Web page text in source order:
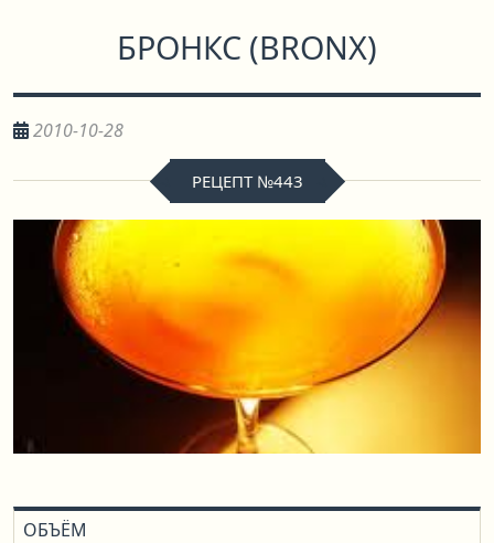
БРОНКС (BRONX)
2010-10-28
РЕЦЕПТ №443
ОБЪЁМ